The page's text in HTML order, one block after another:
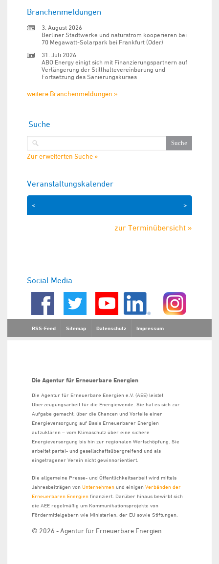
Branchenmeldungen
3. August 2026
Berliner Stadtwerke und naturstrom kooperieren bei
70 Megawatt-Solarpark bei Frankfurt (Oder)
31. Juli 2026
ABO Energy einigt sich mit Finanzierungspartnern auf
Verlängerung der Stillhaltevereinbarung und
Fortsetzung des Sanierungskurses
weitere Branchenmeldungen »
Suche
Zur erweiterten Suche »
Veranstaltungskalender
>
<
zur Terminübersicht »
Social Media
RSS-Feed Sitemap Datenschutz Impressum
Die Agentur für Erneuerbare Energien
Die Agentur für Erneuerbare Energien e.V. (AEE) leistet
Überzeugungsarbeit für die Energiewende. Sie hat es sich zur
Aufgabe gemacht, über die Chancen und Vorteile einer
Energieversorgung auf Basis Erneuerbarer Energien
aufzuklären – vom Klimaschutz über eine sichere
Energieversorgung bis hin zur regionalen Wertschöpfung. Sie
arbeitet partei- und gesellschaftsübergreifend und als
eingetragener Verein nicht gewinnorientiert.
Die allgemeine Presse- und Öffentlichkeitsarbeit wird mittels
Jahresbeiträgen von Unternehmen und einigen Verbänden der
Erneuerbaren Energien finanziert. Darüber hinaus bewirbt sich
die AEE regelmäßig um Kommunikationsprojekte von
Fördermittelgebern wie Ministerien, der EU sowie Stiftungen.
© 2026 - Agentur für Erneuerbare Energien